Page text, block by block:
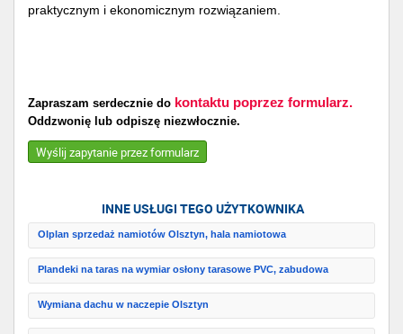
praktycznym i ekonomicznym rozwiązaniem.
Zapraszam serdecznie do kontaktu poprzez formularz.
Oddzwonię lub odpiszę niezwłocznie.
Wyślij zapytanie przez formularz
INNE USŁUGI TEGO UŻYTKOWNIKA
Olplan sprzedaż namiotów Olsztyn, hala namiotowa
Plandeki na taras na wymiar osłony tarasowe PVC, zabudowa
Wymiana dachu w naczepie Olsztyn